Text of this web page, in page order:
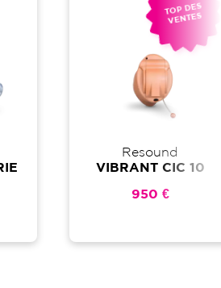
TOP DES
VENTES
Resound
VIBRANT CIC 10
950 €